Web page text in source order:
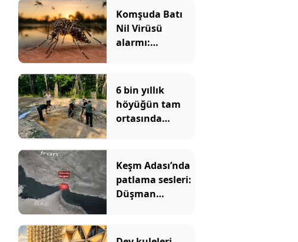
Komşuda Batı
Nil Virüsü
alarmı:
sayısı hızla
artıyor
6 bin yıllık
höyüğün tam
ortasında
fark etmemiş
Keşm Adası’nda
patlama sesleri:
Düşman